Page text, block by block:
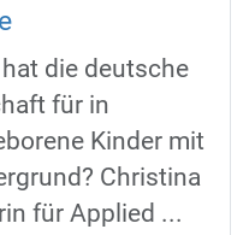
die deutsche
für in
Kinder mit
Christina
für Applied ...